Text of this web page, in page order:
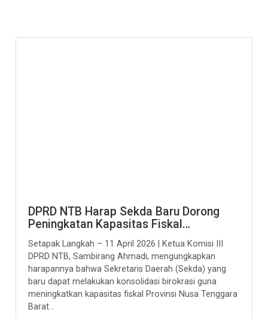
DPRD NTB Harap Sekda Baru Dorong
Peningkatan Kapasitas Fiskal…
Setapak Langkah – 11 April 2026 | Ketua Komisi III
DPRD NTB, Sambirang Ahmadi, mengungkapkan
harapannya bahwa Sekretaris Daerah (Sekda) yang
baru dapat melakukan konsolidasi birokrasi guna
meningkatkan kapasitas fiskal Provinsi Nusa Tenggara
Barat...